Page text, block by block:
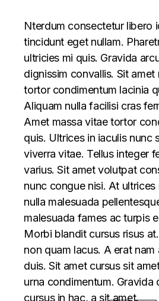
Nterdum consectetur libero
tincidunt eget nullam.
ultricies mi quis. Gravida
dignissim convallis. Sit amet
tortor condimentum lacinia
Aliquam nulla facilisi cras
Amet massa vitae tortor
quis. Ultrices in iaculis nunc
viverra vitae. Tellus integer
varius. Sit amet volutpat
nunc congue nisi. At
nulla malesuada
malesuada fames ac turpis
Morbi blandit cursus risus
non quam lacus. A erat nam
duis. Sit amet cursus sit
urna condimentum. Gravida
cursus in hac, a sit amet.